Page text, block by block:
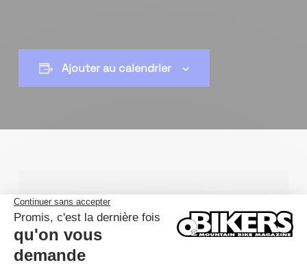
Ajouter au calendrier
INSCRIPTION
S'INSCRIRE